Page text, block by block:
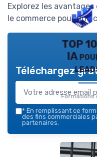
Explorez les
le commerce pour une
TOP
IA
Téléchargez
* En remplissant ce
des fins commerciales
partenaires.